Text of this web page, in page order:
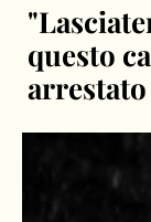
questo
arrestato